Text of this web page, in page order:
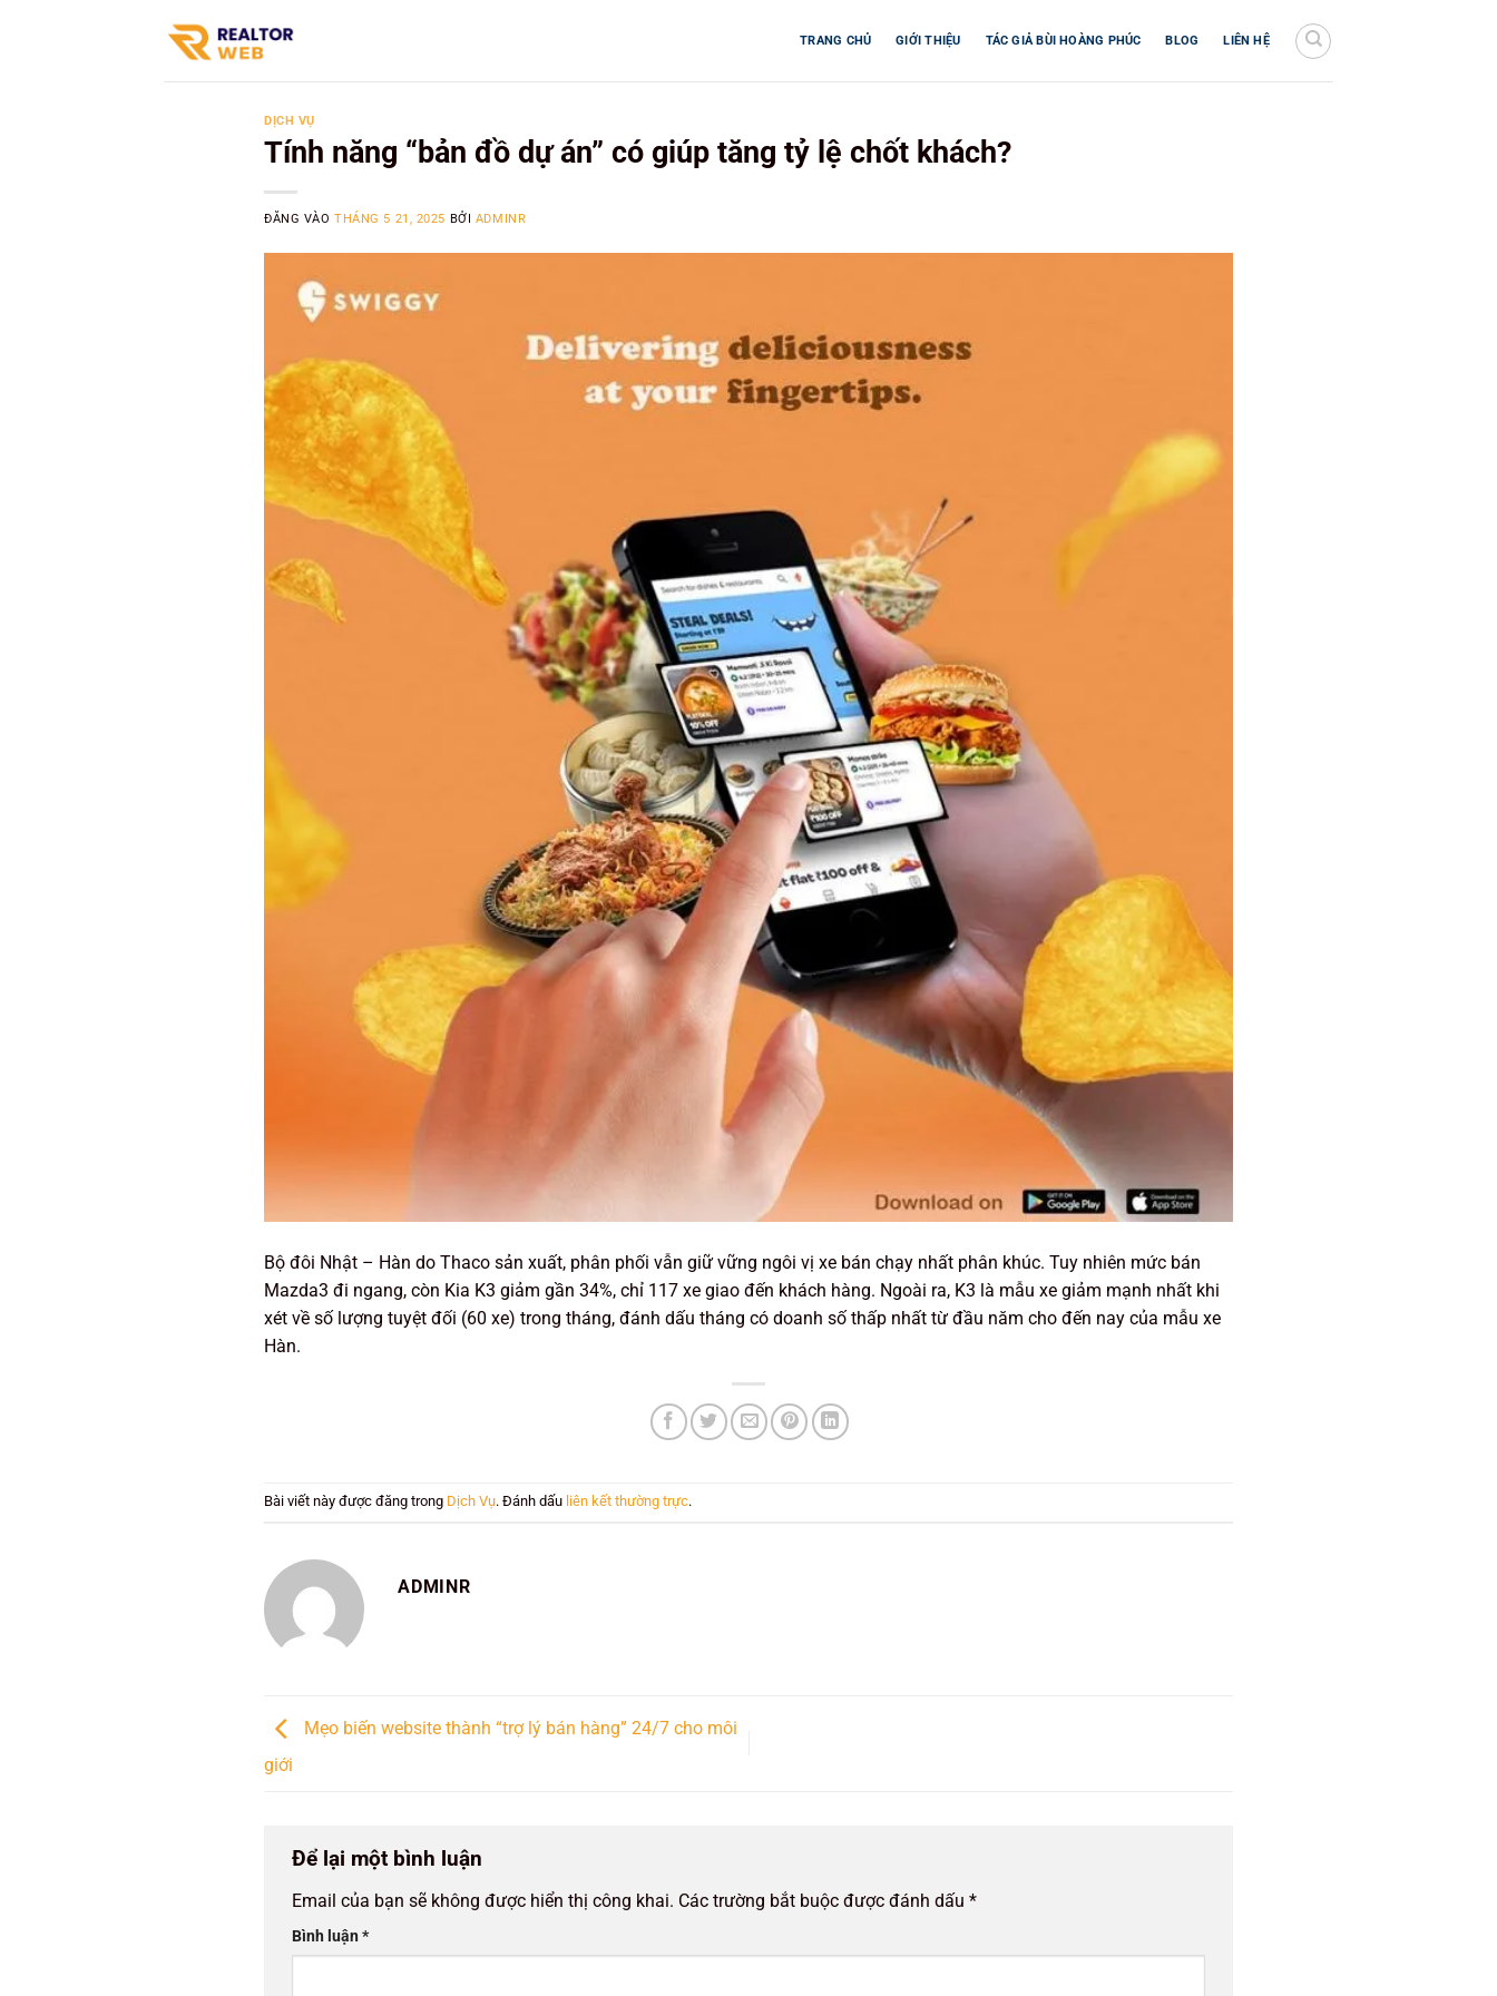
TRANG CHỦ GIỚI THIỆU TÁC GIẢ BÙI HOÀNG PHÚC BLOG LIÊN HỆ
DỊCH VỤ
Tính năng “bản đồ dự án” có giúp tăng tỷ lệ chốt khách?
ĐĂNG VÀOTHÁNG 5 21, 2025 BỞI ADMINR
Bộ đôi Nhật – Hàn do Thaco sản xuất, phân phối vẫn giữ vững ngôi vị xe bán chạy nhất phân khúc. Tuy nhiên mức bán
Mazda3 đi ngang, còn Kia K3 giảm gần 34%, chỉ 117 xe giao đến khách hàng. Ngoài ra, K3 là mẫu xe giảm mạnh nhất khi
xét về số lượng tuyệt đối (60 xe) trong tháng, đánh dấu tháng có doanh số thấp nhất từ đầu năm cho đến nay của mẫu xe
Hàn.
Bài viết này được đăng trong Dịch Vụ. Đánh dấu liên kết thường trực.
ADMINR
Mẹo biến website thành “trợ lý bán hàng” 24/7 cho môi
giới
Để lại một bình luận
Email của bạn sẽ không được hiển thị công khai. Các trường bắt buộc được đánh dấu *
Bình luận*